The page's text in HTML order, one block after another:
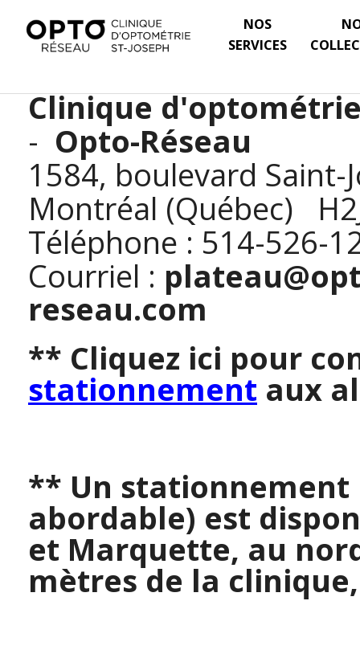
NOS
SERVICES
Clinique d'optométrie
- Opto-Réseau
1584, boulevard Saint-
Montréal (Québec)
Téléphone : 514-526-
Courriel :
reseau.com
** Cliquez ici pour
stationnement aux
** Un stationnement
abordable) est
et Marquette, au
mètres de la